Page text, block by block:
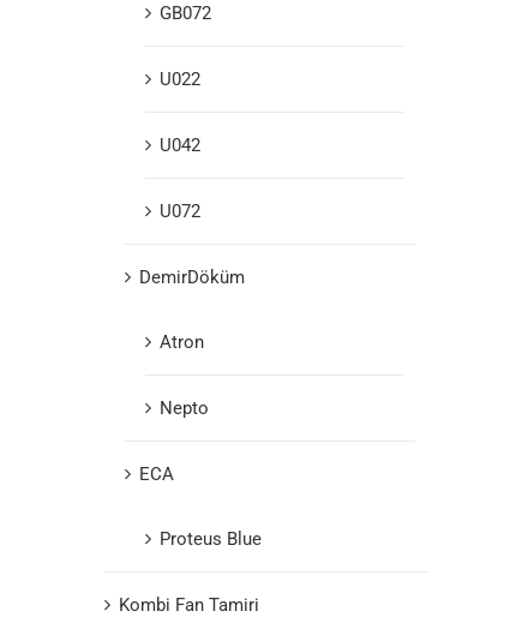
GB072
U022
U042
U072
DemirDöküm
Atron
Nepto
ECA
Proteus Blue
Kombi Fan Tamiri